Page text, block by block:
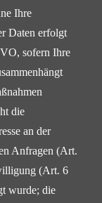
Ihre
Daten erfolgt
sofern Ihre
die
an der
Anfragen (Art.
(Art. 6
wurde; die